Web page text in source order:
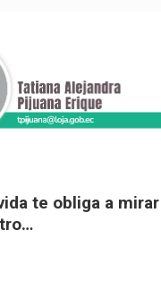
y el costo de